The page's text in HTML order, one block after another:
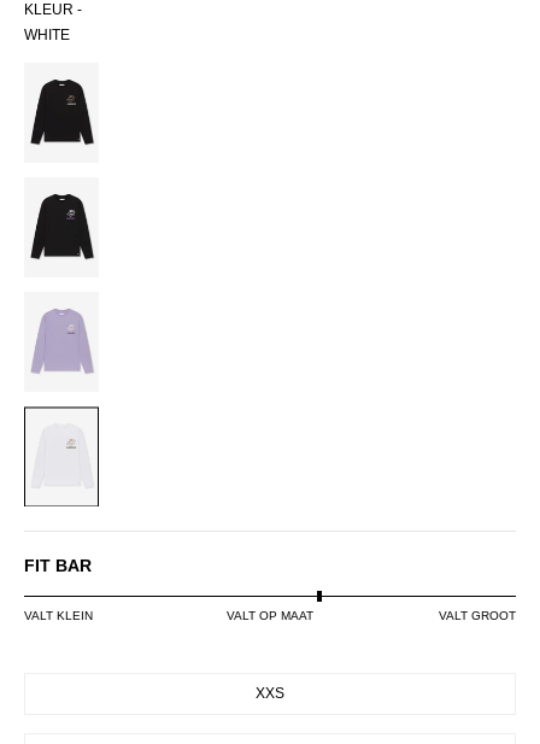
KLEUR -
WHITE
BLACK
BLACK/PURPLE
LILAC
FIT BAR
VALT KLEIN VALT OP MAAT VALT GROOT
XXS